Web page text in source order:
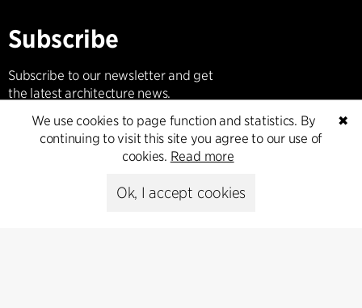
Subscribe
Subscribe to our newsletter and get
the latest architecture news.
Subscribe
✖
We use cookies to page function and statistics. By
continuing to visit this site you agree to our use of
cookies. Read more
Ok, I accept cookies